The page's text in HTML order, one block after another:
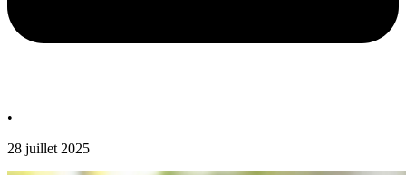
•
28 juillet 2025